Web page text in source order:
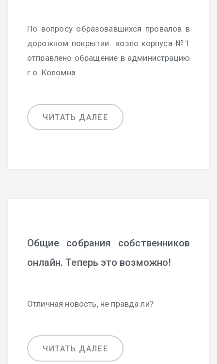
По вопросу образовавшихся провалов в
дорожном покрытии возле корпуса №1
отправлено обращение в администрацию
г.о. Коломна
ЧИТАТЬ ДАЛЕЕ
Общие собрания собственников
онлайн. Теперь это возможно!
Отличная новость, не правда ли?
ЧИТАТЬ ДАЛЕЕ